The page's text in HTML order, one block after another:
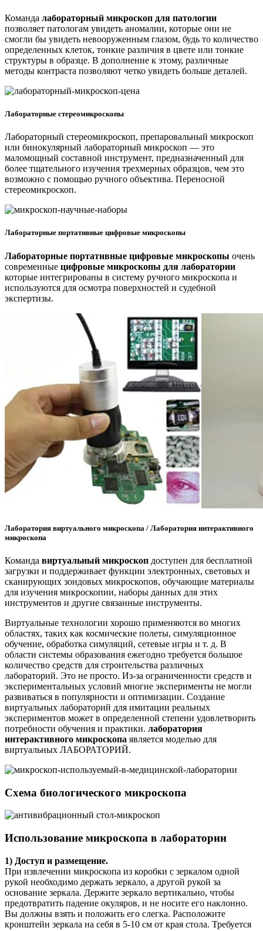
Команда лабораторный микроскоп для патологии
позволяет патологам увидеть аномалии, которые они не
смогли бы увидеть невооруженным глазом, будь то количество
определенных клеток, тонкие различия в цвете или тонкие
структуры в образце. В дополнение к этому, различные
методы контраста позволяют четко увидеть больше деталей.
Лабораторные стереомикроскопы
Лабораторный стереомикроскоп, препаровальный микроскоп
или бинокулярный лабораторный микроскоп — это
маломощный составной инструмент, предназначенный для
более тщательного изучения трехмерных образцов, чем это
возможно с помощью ручного объектива. Переносной
стереомикроскоп.
Лабораторные портативные цифровые микроскопы
Лабораторные портативные цифровые микроскопы очень
современные цифровые микроскопы для лаборатории
которые интегрированы в систему ручного микроскопа и
используются для осмотра поверхностей и судебной
экспертизы.
Лаборатория виртуального микроскопа / Лаборатория интерактивного
микроскопа
Команда виртуальный микроскоп доступен для бесплатной
загрузки и поддерживает функции электронных, световых и
сканирующих зондовых микроскопов, обучающие материалы
для изучения микроскопии, наборы данных для этих
инструментов и другие связанные инструменты.
Виртуальные технологии хорошо применяются во многих
областях, таких как космические полеты, симуляционное
обучение, обработка симуляций, сетевые игры и т. д. В
области системы образования ежегодно требуется большое
количество средств для строительства различных
лабораторий. Это не просто. Из-за ограниченности средств и
экспериментальных условий многие эксперименты не могли
развиваться в популярности и оптимизации. Создание
виртуальных лабораторий для имитации реальных
экспериментов может в определенной степени удовлетворить
потребности обучения и практики. лаборатория
интерактивного микроскопа является моделью для
виртуальных ЛАБОРАТОРИЙ.
Схема биологического микроскопа
Использование микроскопа в лаборатории
1) Доступ и размещение.
При извлечении микроскопа из коробки с зеркалом одной
рукой необходимо держать зеркало, а другой рукой за
основание зеркала. Держите зеркало вертикально, чтобы
предотвратить падение окуляров, и не носите его наклонно.
Вы должны взять и положить его слегка. Расположите
кронштейн зеркала на себя в 5-10 см от края стола. Требуется